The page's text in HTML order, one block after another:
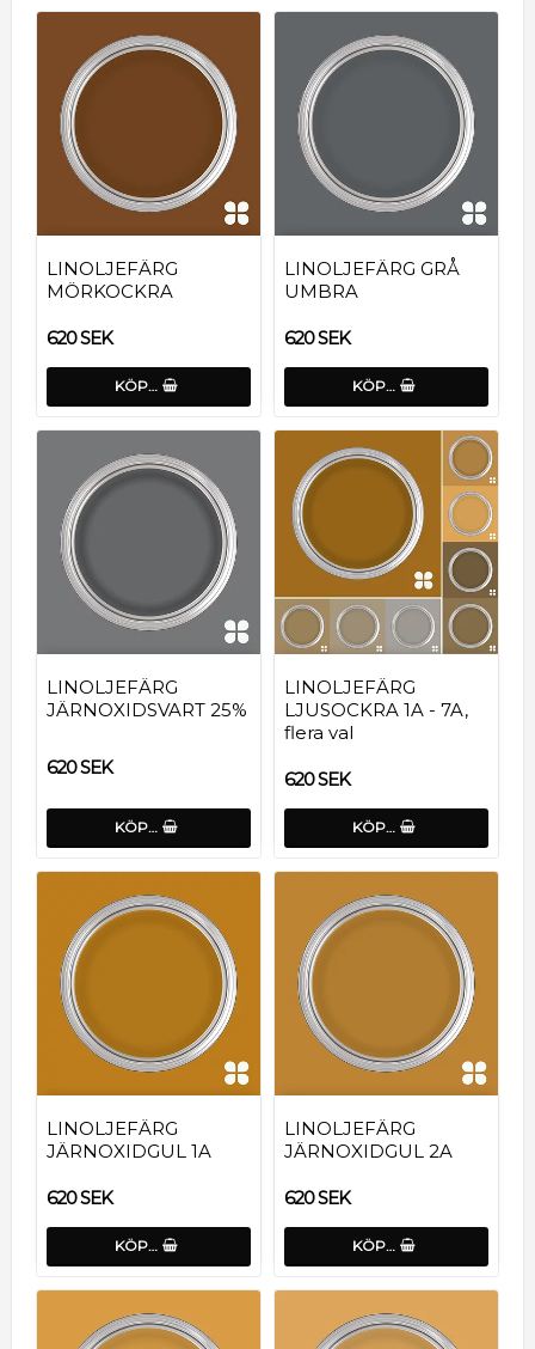
LINOLJEFÄRG
MÖRKOCKRA
620 SEK
KÖP…
LINOLJEFÄRG GRÅ
UMBRA
620 SEK
KÖP…
LINOLJEFÄRG
JÄRNOXIDSVART 25%
620 SEK
KÖP…
LINOLJEFÄRG
LJUSOCKRA 1A - 7A,
flera val
620 SEK
KÖP…
LINOLJEFÄRG
JÄRNOXIDGUL 1A
620 SEK
KÖP…
LINOLJEFÄRG
JÄRNOXIDGUL 2A
620 SEK
KÖP…